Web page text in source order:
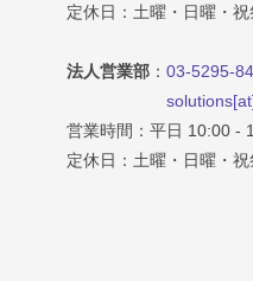
定休日：土曜・日曜・祝
法人営業部 ： 03-5295-
営業時間：平日 10:00 -
定休日：土曜・日曜・祝